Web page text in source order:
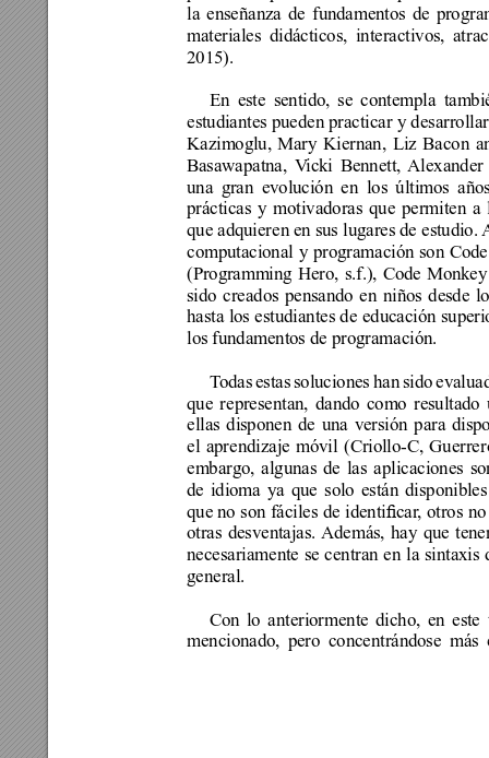
la enseñanza de fundamentos de
materiales didácticos, interactivos,
2015).
En este sentido, se contempla
estudiantes pueden practicar y
Kazimoglu, Mary Kiernan, Liz Bacon
Basawapatna, Vicki Bennett,
una gran evolución en los últimos
prácticas y motivadoras que permiten
que adquieren en sus lugares de estudio.
computacional y programación son
(Programming Hero, s.f.), Code
sido creados pensando en niños desde
hasta los estudiantes de educación
los fundamentos de programación.
Todas estas soluciones han sido
que representan, dando como
ellas disponen de una versión para
el aprendizaje móvil (Criollo-C,
embargo, algunas de las aplicaciones
de idioma ya que solo están
que no son fáciles de identicar, otros
otras desventajas. Además, hay que
necesariamente se centran en la
general.
Con lo anteriormente dicho, en
mencionado, pero concentrándose